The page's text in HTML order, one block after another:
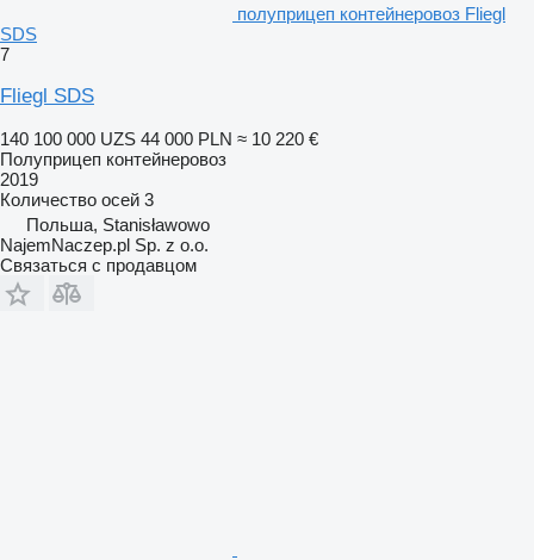
полуприцеп контейнеровоз Fliegl
SDS
7
Fliegl SDS
140 100 000 UZS 44 000 PLN ≈ 10 220 €
Полуприцеп контейнеровоз
2019
Количество осей 3
Польша, Stanisławowo
NajemNaczep.pl Sp. z o.o.
Связаться с продавцом